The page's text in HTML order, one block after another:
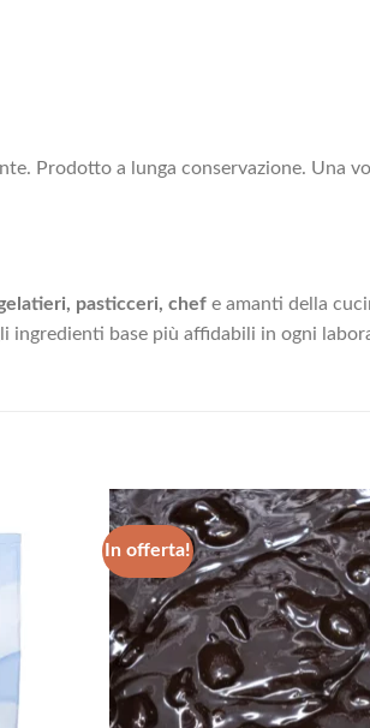
Prodotto a lunga conservazione. Una
pasticceri, chef e amanti della
base più affidabili in ogni
In offerta!
alla
dei